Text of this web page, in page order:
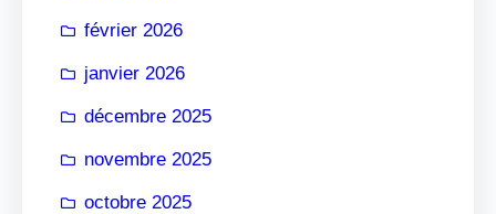
février 2026
janvier 2026
décembre 2025
novembre 2025
octobre 2025